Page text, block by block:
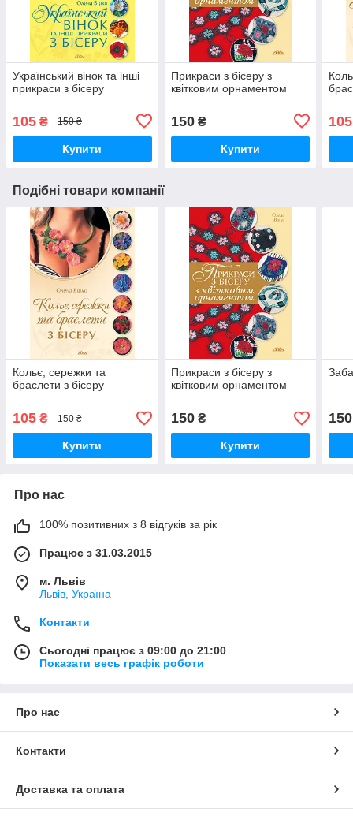
Український вінок та інші
прикраси з бісеру
105 ₴ 150 ₴
Купити
Прикраси з бісеру з
квітковим орнаментом
150₴
Купити
105
Подібні товари компанії
Кольє, сережки та
браслети з бісеру
105 ₴ 150 ₴
Купити
Прикраси з бісеру з
квітковим орнаментом
150₴
Купити
150
Про нас
100% позитивних з 8 відгуків за рік
Працює з 31.03.2015
м. Львів
Львів, Україна
Контакти
Сьогодні працює з 09:00 до 21:00
Показати весь графік роботи
Про нас
Контакти
Доставка та оплата